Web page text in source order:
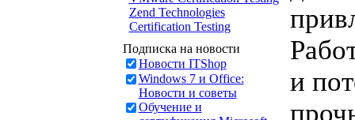
Zend Technologies
Certification Testing
Подписка на новости
Новости ITShop
Windows 7 и Office:
Новости и советы
Обучение и
и